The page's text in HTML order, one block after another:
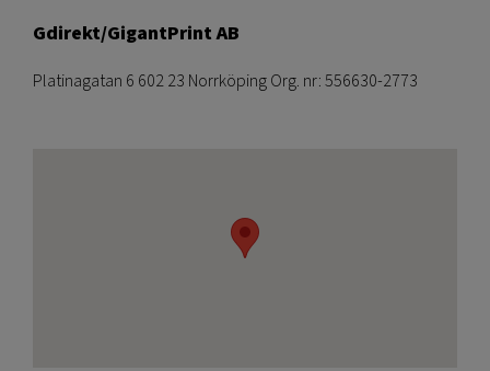
Gdirekt/GigantPrint AB
Platinagatan 6 602 23 Norrköping Org. nr: 556630-2773